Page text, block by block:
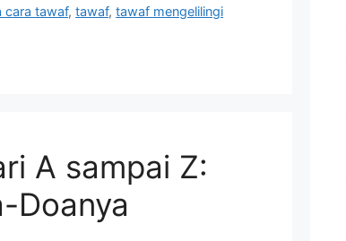
cara tawaf,tawaf,tawaf mengelilingi
A sampai Z:
Doanya​